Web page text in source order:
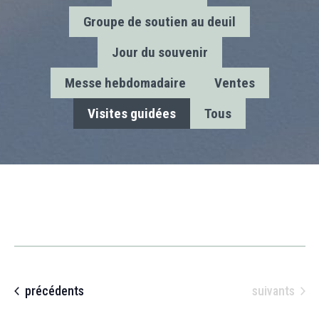
Groupe de soutien au deuil
Jour du souvenir
Messe hebdomadaire
Ventes
Visites guidées
Tous
Évènements
précédents Évènements
suivants